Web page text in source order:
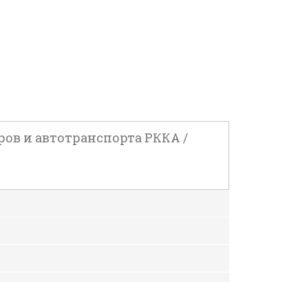
и автотранспорта РККА /